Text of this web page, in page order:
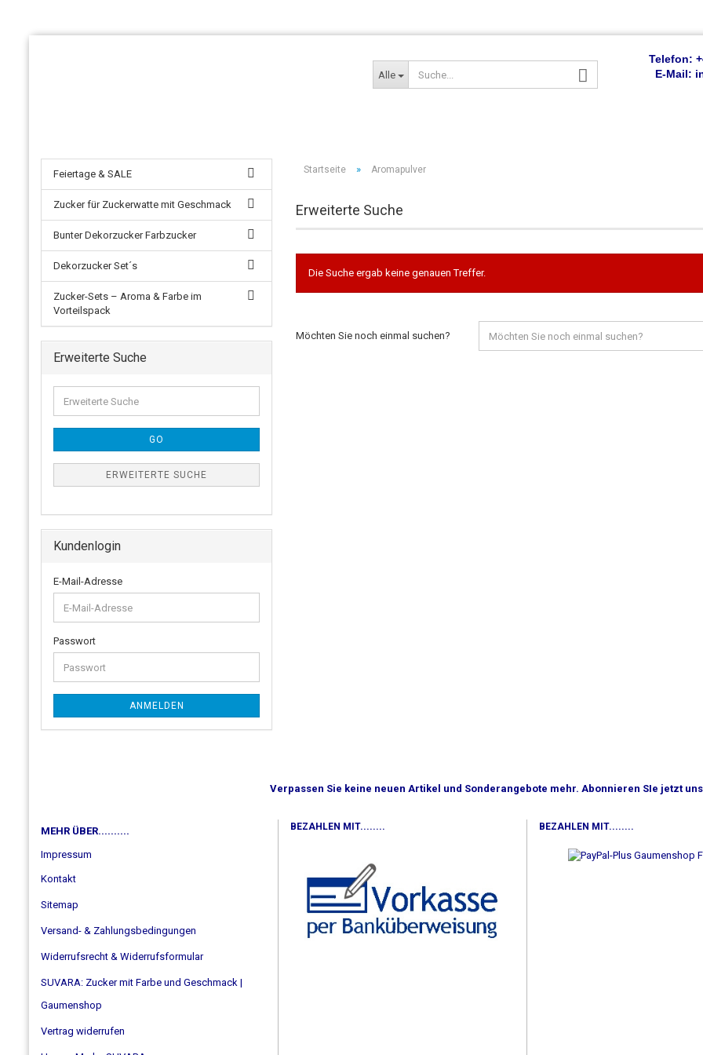
Alle
Telefon:
E-Mail:
Startseite » Aromapulver
Erweiterte Suche
Die Suche ergab keine genauen Treffer.
Möchten Sie noch einmal suchen?
Feiertage & SALE
Zucker für Zuckerwatte mit Geschmack
Bunter Dekorzucker Farbzucker
Dekorzucker Set´s
Zucker-Sets – Aroma & Farbe im
Vorteilspack
Erweiterte Suche
GO
ERWEITERTE SUCHE
Kundenlogin
E-Mail-Adresse
Passwort
ANMELDEN
Verpassen Sie keine neuen Artikel und Sonderangebote mehr. Abonnieren SIe jetzt
MEHR ÜBER..........
Impressum
Kontakt
Sitemap
Versand- & Zahlungsbedingungen
Widerrufsrecht & Widerrufsformular
SUVARA: Zucker mit Farbe und Geschmack |
Gaumenshop
Vertrag widerrufen
BEZAHLEN MIT........ BEZAHLEN MIT........